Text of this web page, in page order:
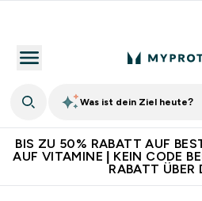
Was ist dein Ziel heute?
BIS ZU 50% RABATT AUF
AUF VITAMINE | KEIN CODE
RABATT ÜBER